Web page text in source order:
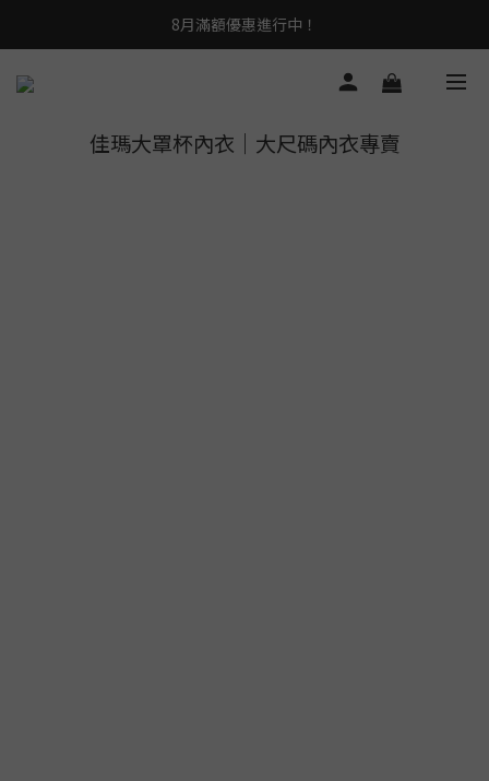
8月滿額優惠進行中！
佳瑪大罩杯內衣｜大尺碼內衣專賣